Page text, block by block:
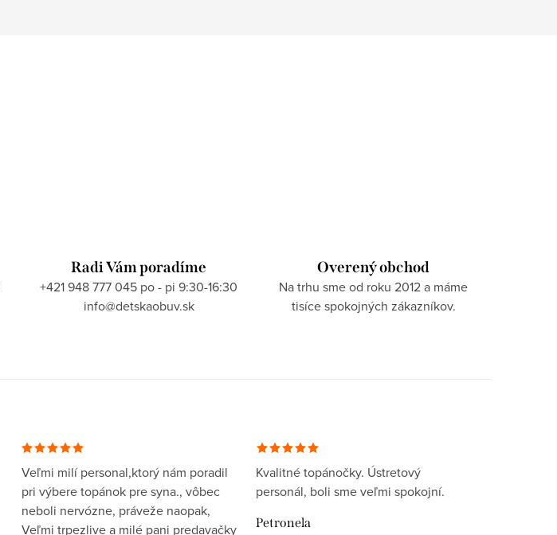
Radi Vám poradíme
+421 948 777 045 po - pi 9:30-16:30
info@detskaobuv.sk
Overený obchod
Na trhu sme od roku 2012 a máme
tisíce spokojných zákazníkov.
Veľmi milí personal,ktorý nám poradil
pri výbere topánok pre syna., vôbec
neboli nervózne, práveže naopak,
Veľmi trpezlive a milé pani predavačky
Kvalitné topánočky. Ústretový
personál, boli sme veľmi spokojní.
Petronela